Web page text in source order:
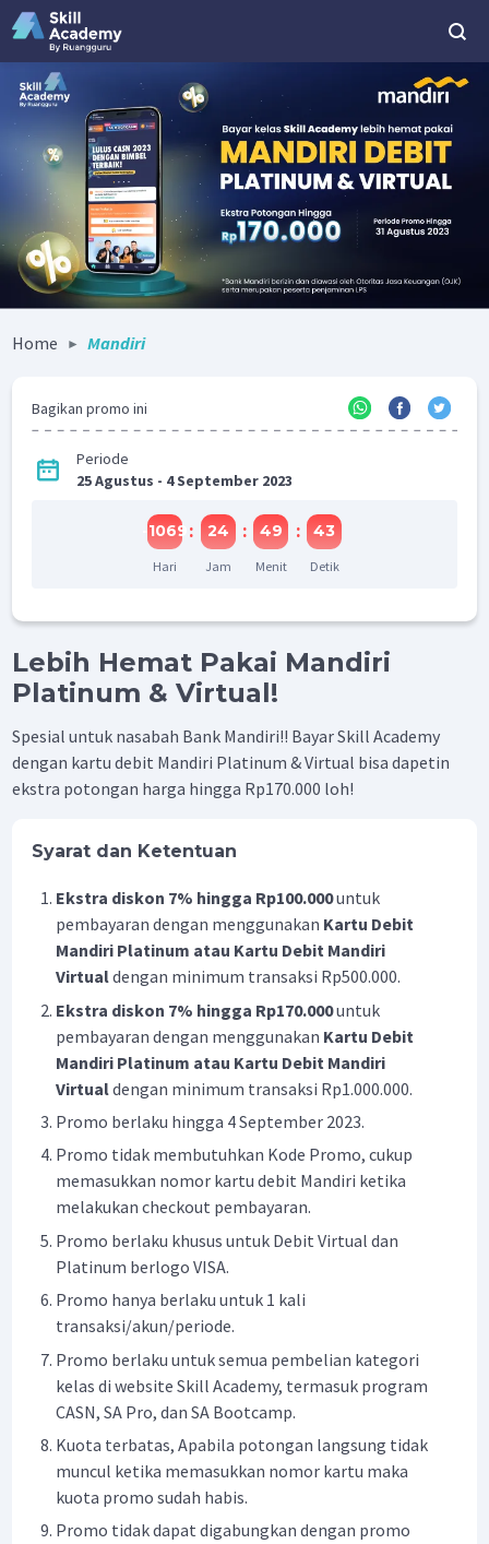
Home Mandiri
Lebih Hemat Pakai Mandiri
Platinum & Virtual!
Spesial untuk nasabah Bank Mandiri!! Bayar Skill Academy
dengan kartu debit Mandiri Platinum & Virtual bisa dapetin
ekstra potongan harga hingga Rp170.000 loh!
Syarat dan Ketentuan
Ekstra diskon 7% hingga Rp100.000untuk
pembayaran dengan menggunakan Kartu Debit
Mandiri Platinum atau Kartu Debit Mandiri
Virtualdengan minimum transaksi Rp500.000.
Ekstra diskon 7% hingga Rp170.000untuk
pembayaran dengan menggunakan Kartu Debit
Mandiri Platinum atau Kartu Debit Mandiri
Virtualdengan minimum transaksi Rp1.000.000.
Promo berlaku hingga 4 September 2023.
Promo tidak membutuhkan Kode Promo, cukup
memasukkan nomor kartu debit Mandiri ketika
melakukan checkout pembayaran.
Promo berlaku khusus untuk Debit Virtual dan
Platinum berlogo VISA.
Promo hanya berlaku untuk 1 kali
transaksi/akun/periode.
Promo berlaku untuk semua pembelian kategori
kelas di website Skill Academy, termasuk program
CASN, SA Pro, dan SA Bootcamp.
Kuota terbatas, Apabila potongan langsung tidak
muncul ketika memasukkan nomor kartu maka
kuota promo sudah habis.
Promo tidak dapat digabungkan dengan promo
Bagikan promo ini
Periode
25 Agustus - 4 September 2023
-1069 : 24 : 49 : 43
Hari Jam Menit Detik